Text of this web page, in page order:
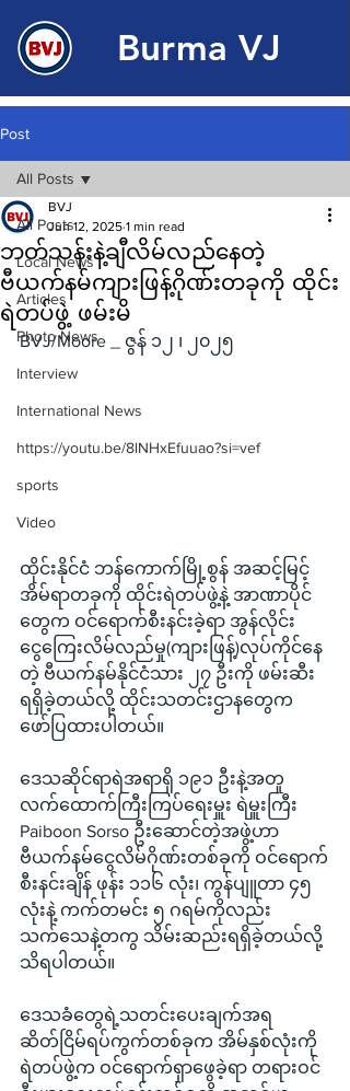
Burma VJ
Post
All Posts
Local News
Articles
Photo News
Interview
International News
https://youtu.be/8lNHxEfuuao?si=vef
sports
Video
All Posts
ဘတ်သန်းနဲ့ချီလိမ်လည်နေတဲ့
ဗီယက်နမ်ကျားဖြန့်ဂိုဏ်းတခုကို ထိုင်း
ရဲတပ်ဖွဲ့ ဖမ်းမိ
BVJ
Jun 12, 2025 1 min read
BVJ/Moore _ ဇွန် ၁၂ ၊ ၂၀၂၅
ထိုင်းနိုင်ငံ ဘန်ကောက်မြို့စွန် အဆင့်မြင့်
အိမ်ရာတခုကို ထိုင်းရဲတပ်ဖွဲ့နဲ့ အာဏာပိုင်
တွေက ဝင်ရောက်စီးနင်းခဲ့ရာ အွန်လိုင်း
ငွေကြေးလိမ်လည်မှု(ကျားဖြန့်)လုပ်ကိုင်နေ
တဲ့ ဗီယက်နမ်နိုင်ငံသား ၂၇ ဦးကို ဖမ်းဆီး
ရရှိခဲ့တယ်လို့ ထိုင်းသတင်းဌာနတွေက
ဖော်ပြထားပါတယ်။
ဒေသဆိုင်ရာရဲအရာရှိ ၁၉၁ ဦးနဲ့အတူ
လက်ထောက်ကြီးကြပ်ရေးမှူး ရဲမှူးကြီး
Paiboon Sorso ဦးဆောင်တဲ့အဖွဲ့ဟာ
ဗီယက်နမ်ငွေလိမ်ဂိုဏ်းတစ်ခုကို ဝင်ရောက်
စီးနင်းချိန် ဖုန်း ၁၁၆ လုံး၊ ကွန်ပျူတာ ၄၅
လုံးနဲ့ ကက်တမင်း ၅ ဂရမ်ကိုလည်း
သက်သေနဲ့တကွ သိမ်းဆည်းရရှိခဲ့တယ်လို့
သိရပါတယ်။
ဒေသခံတွေရဲ့သတင်းပေးချက်အရ
ဆိတ်ငြိမ်ရပ်ကွက်တစ်ခုက အိမ်နှစ်လုံးကို
ရဲတပ်ဖွဲ့က ဝင်ရောက်ရှာဖွေခဲ့ရာ တရားဝင်